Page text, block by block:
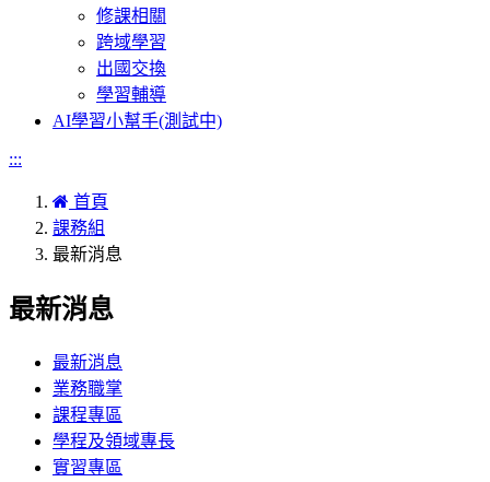
修課相關
跨域學習
出國交換
學習輔導
AI學習小幫手(測試中)
:::
首頁
課務組
最新消息
最新消息
最新消息
業務職掌
課程專區
學程及領域專長
實習專區